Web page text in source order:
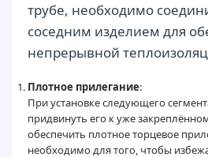
трубе, необходимо
соседним изделием для
непрерывной
Плотное прилегание:
При установке следующего
придвинуть его к уже
обеспечить плотное торцевое
необходимо для того, чтобы